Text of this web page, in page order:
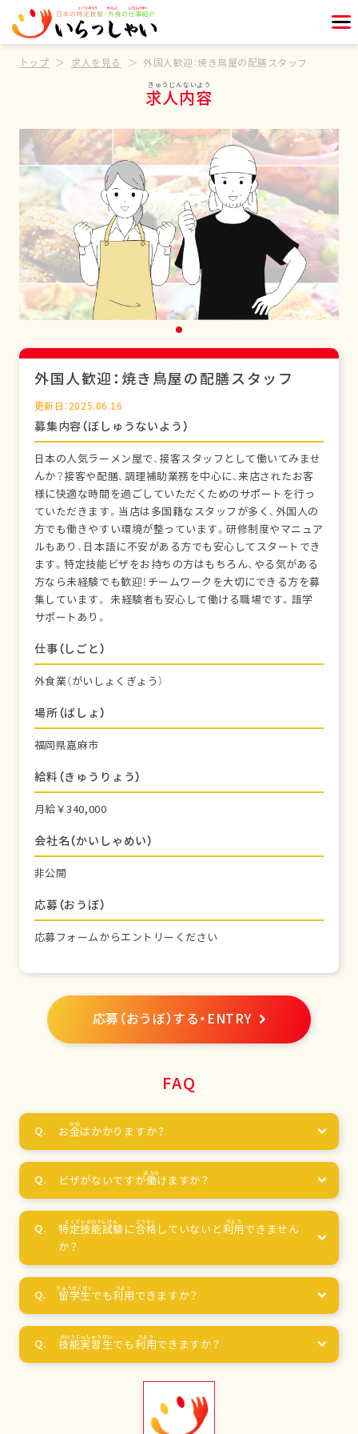
トップ 求人を見る 外国人歓迎：焼き鳥屋の配膳スタッフ
求人内容
外国人歓迎：焼き鳥屋の配膳スタッフ
更新日：2025.06.16
募集内容（ぼしゅうないよう）
日本の人気ラーメン屋で、接客スタッフとして働いてみませ
んか？接客や配膳、調理補助業務を中心に、来店されたお客
様に快適な時間を過ごしていただくためのサポートを行っ
ていただきます。当店は多国籍なスタッフが多く、外国人の
方でも働きやすい環境が整っています。研修制度やマニュア
ルもあり、日本語に不安がある方でも安心してスタートでき
ます。特定技能ビザをお持ちの方はもちろん、やる気がある
方なら未経験でも歓迎！チームワークを大切にできる方を募
集しています。 未経験者も安心して働ける職場です。語学
サポートあり。
仕事（しごと）
外食業（がいしょくぎょう）
場所（ばしょ）
福岡県嘉麻市
給料（きゅうりょう）
月給￥340,000
会社名（かいしゃめい）
非公開
応募（おうぼ）
応募フォームからエントリーください
応募（おうぼ）する・ENTRY
FAQ
お金はかかりますか？
ビザがないですが働けますか？
特定技能試験に合格 していないと利用 できません
か？
留学生でも利用 できますか？
技能実習生でも利用できますか？